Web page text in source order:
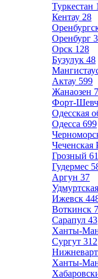
Туркестан
Кентау 28
Оренбург
Орск 128
Бузулук 48
Актау 599
Жанаозен
Форт-
Одесская
Одесса 699
Чеченская
Грозный
Гудермес
Аргун 37
Ижевск
Воткинск
Сарапул 43
Ханты-
Сургут 312
Ханты-